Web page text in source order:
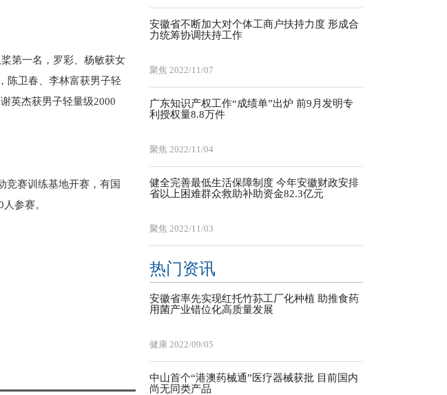
第一名，罗彩、杨敏获女
陈卫春、李林富获男子轻
英杰获男子轻量级2000
竞赛训练基地开赛，有国
参赛。
安徽省不断加大对个体工商户扶持力度 形成合
力统筹协调扶持工作
聚焦 2022/11/07
广东知识产权工作“成绩单”出炉 前9月发明专
利授权量8.8万件
聚焦 2022/11/04
健全完善最低生活保障制度 今年安徽财政安排
省以上困难群众救助补助资金82.3亿元
聚焦 2022/11/03
热门资讯
安徽省率先实现红托竹荪工厂化种植 助推食药
用菌产业错位化高质量发展
健康 2022/09/05
中山首个“港澳药械通”医疗器械获批 目前国内
尚无同类产品